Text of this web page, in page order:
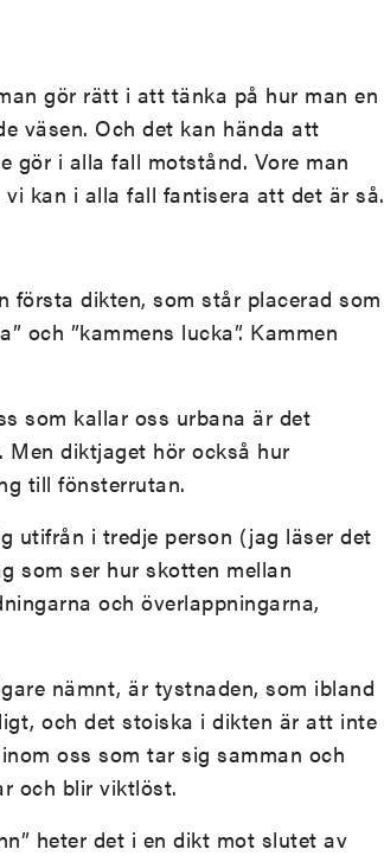
gör rätt i att tänka på hur man en
väsen. Och det kan hända att
gör i alla fall motstånd. Vore man
kan i alla fall fantisera att det är så.
första dikten, som står placerad som
och ”kammens lucka”. Kammen
som kallar oss urbana är det
diktjaget hör också hur
till fönsterrutan.
utifrån i tredje person (jag läser det
som ser hur skotten mellan
och överlappningarna,
nämnt, är tystnaden, som ibland
och det stoiska i dikten är att inte
oss som tar sig samman och
och blir viktlöst.
heter det i en dikt mot slutet av